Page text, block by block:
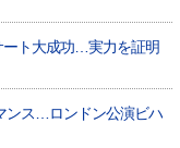
ート大成功…実力を証明
ンス…ロンドン公演ビハ